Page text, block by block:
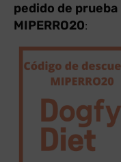
pedido de prueba
MIPERRO20: